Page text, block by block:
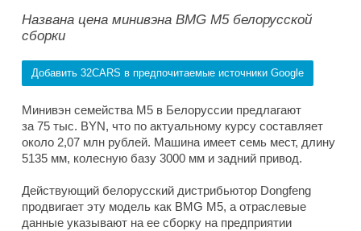
Названа цена минивэна BMG M5 белорусской
сборки
Добавить 32CARS в предпочитаемые источники Google
Минивэн семейства M5 в Белоруссии предлагают
за 75 тыс. BYN, что по актуальному курсу составляет
около 2,07 млн рублей. Машина имеет семь мест, длину
5135 мм, колесную базу 3000 мм и задний привод.
Действующий белорусский дистрибьютор Dongfeng
продвигает эту модель как BMG M5, а отраслевые
данные указывают на ее сборку на предприятии